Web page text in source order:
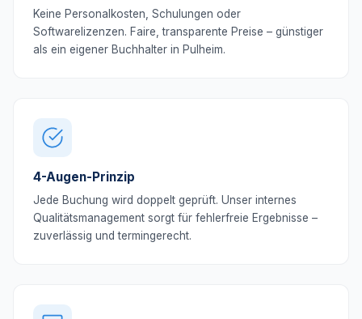
Keine Personalkosten, Schulungen oder
Softwarelizenzen. Faire, transparente Preise – günstiger
als ein eigener Buchhalter in Pulheim.
4-Augen-Prinzip
Jede Buchung wird doppelt geprüft. Unser internes
Qualitätsmanagement sorgt für fehlerfreie Ergebnisse –
zuverlässig und termingerecht.